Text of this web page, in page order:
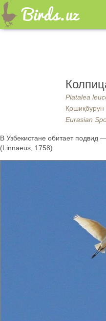
Platalea
Қошиқбурун
Eurasian
В Узбекистане обитает подвид
(Linnaeus, 1758)